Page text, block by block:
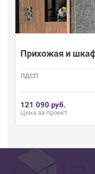
Прихожая и
ЛДСП
121 090 руб.
Цена за проект